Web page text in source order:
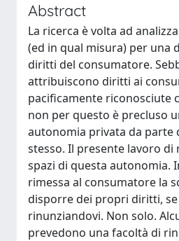
Abstract
La ricerca è volta ad
(ed in qual misura) per una
diritti del consumatore.
attribuiscono diritti ai
pacificamente riconosciute
non per questo è precluso
autonomia privata da parte
stesso. Il presente lavoro di
spazi di questa autonomia.
rimessa al consumatore la
disporre dei propri diritti, se
rinunziandovi. Non solo.
prevedono una facoltà di